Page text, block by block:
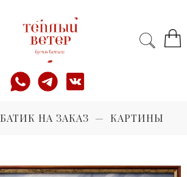
БАТИК НА ЗАКАЗ КАРТИНЫ